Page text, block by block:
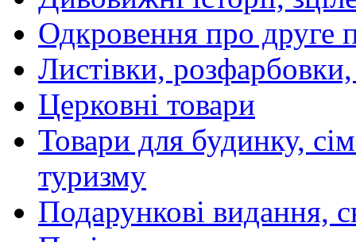
Одкровення про друге
Листівки,
Церковні товари
Товари для будинку,
туризму
Подарункові видання,